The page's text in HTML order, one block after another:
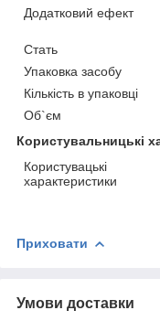
Додатковий ефект
Стать
Упаковка засобу
Кількість в упаковці
Об`єм
Користувальницькі
Користувацькі
характеристики
Приховати
Умови доставки